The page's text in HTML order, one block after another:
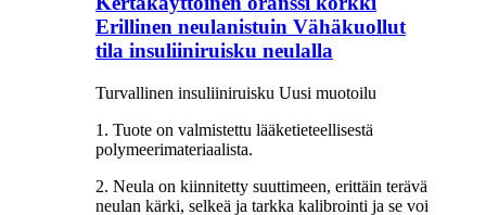
Erillinen neulanistuin Vähäkuollut
tila insuliiniruisku neulalla
Turvallinen insuliiniruisku Uusi muotoilu
1. Tuote on valmistettu lääketieteellisestä
polymeerimateriaalista.
2. Neula on kiinnitetty suuttimeen, erittäin terävä
neulan kärki, selkeä ja tarkka kalibrointi ja se voi